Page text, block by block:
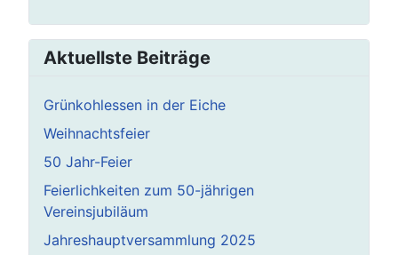
Aktuellste Beiträge
Grünkohlessen in der Eiche
Weihnachtsfeier
50 Jahr-Feier
Feierlichkeiten zum 50-jährigen
Vereinsjubiläum
Jahreshauptversammlung 2025